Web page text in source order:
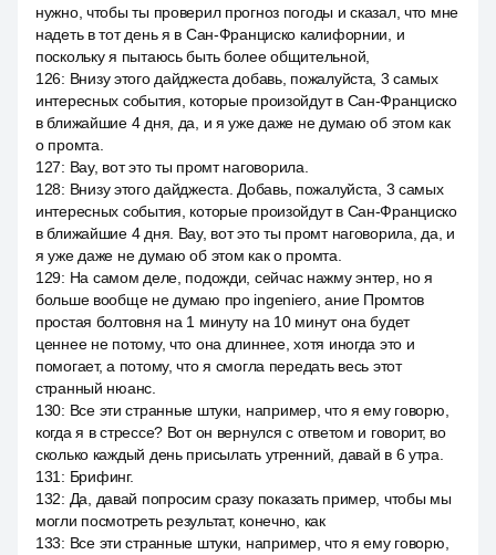
нужно, чтобы ты проверил прогноз погоды и сказал, что мне
надеть в тот день я в Сан-Франциско калифорнии, и
поскольку я пытаюсь быть более общительной,
126: Внизу этого дайджеста добавь, пожалуйста, 3 самых
интересных события, которые произойдут в Сан-Франциско
в ближайшие 4 дня, да, и я уже даже не думаю об этом как
о промта.
127: Вау, вот это ты промт наговорила.
128: Внизу этого дайджеста. Добавь, пожалуйста, 3 самых
интересных события, которые произойдут в Сан-Франциско
в ближайшие 4 дня. Вау, вот это ты промт наговорила, да, и
я уже даже не думаю об этом как о промта.
129: На самом деле, подожди, сейчас нажму энтер, но я
больше вообще не думаю про ingeniero, ание Промтов
простая болтовня на 1 минуту на 10 минут она будет
ценнее не потому, что она длиннее, хотя иногда это и
помогает, а потому, что я смогла передать весь этот
странный нюанс.
130: Все эти странные штуки, например, что я ему говорю,
когда я в стрессе? Вот он вернулся с ответом и говорит, во
сколько каждый день присылать утренний, давай в 6 утра.
131 : Брифинг.
132: Да, давай попросим сразу показать пример, чтобы мы
могли посмотреть результат, конечно, как
133: Все эти странные штуки, например, что я ему говорю,